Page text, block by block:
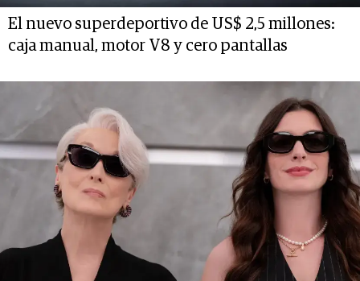
El nuevo superdeportivo de US$ 2,5 millones:
caja manual, motor V8 y cero pantallas